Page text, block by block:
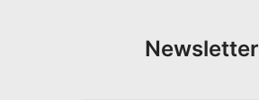
Newsletter